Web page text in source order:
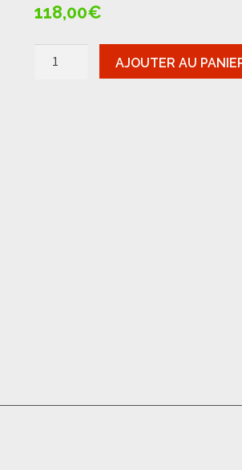
118,00€
AJOUTER AU